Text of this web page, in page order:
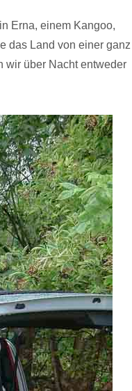
Erna, einem Kangoo,
das Land von einer ganz
wir über Nacht entweder